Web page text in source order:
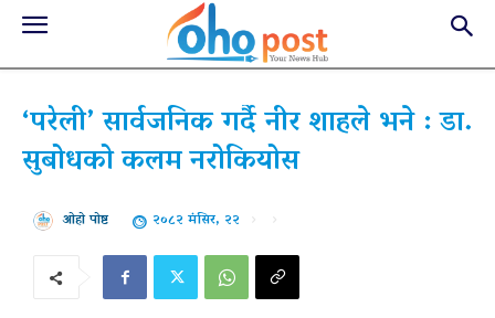
‘परेली’ सार्वजनिक गर्दै नीर शाहले भने : डा.
सुबोधको कलम नरोकियोस
ओहो पोष्ट २०८२ मंसिर, २२